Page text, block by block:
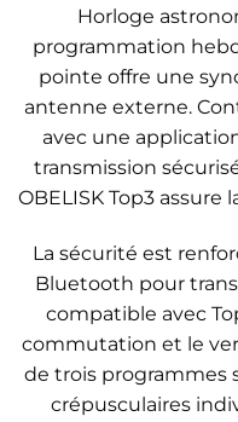
Horloge
programmation
pointe offre une
antenne externe.
avec une
transmission
OBELISK Top3
La sécurité est
Bluetooth pour
compatible avec
commutation et le
de trois programmes
crépusculaires